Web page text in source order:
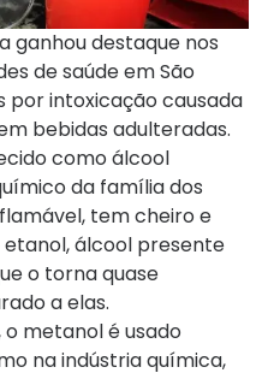
ganhou destaque nos
de saúde em São
intoxicação causada
bebidas adulteradas.
como álcool
da família dos
tem cheiro e
álcool presente
o torna quase
a elas.
metanol é usado
na indústria química,